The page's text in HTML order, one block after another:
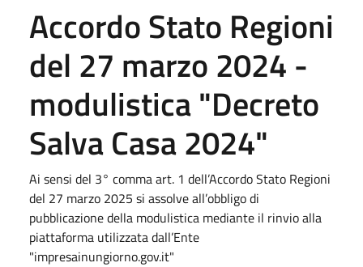
Accordo Stato Regioni
del 27 marzo 2024 -
modulistica "Decreto
Salva Casa 2024"
Ai sensi del 3° comma art. 1 dell’Accordo Stato Regioni
del 27 marzo 2025 si assolve all’obbligo di
pubblicazione della modulistica mediante il rinvio alla
piattaforma utilizzata dall’Ente
"impresainungiorno.gov.it"